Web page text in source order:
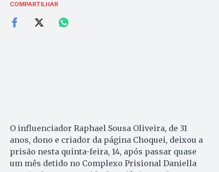
COMPARTILHAR
O influenciador Raphael Sousa Oliveira, de 31
anos, dono e criador da página Choquei, deixou a
prisão nesta quinta-feira, 14, após passar quase
um mês detido no Complexo Prisional Daniella